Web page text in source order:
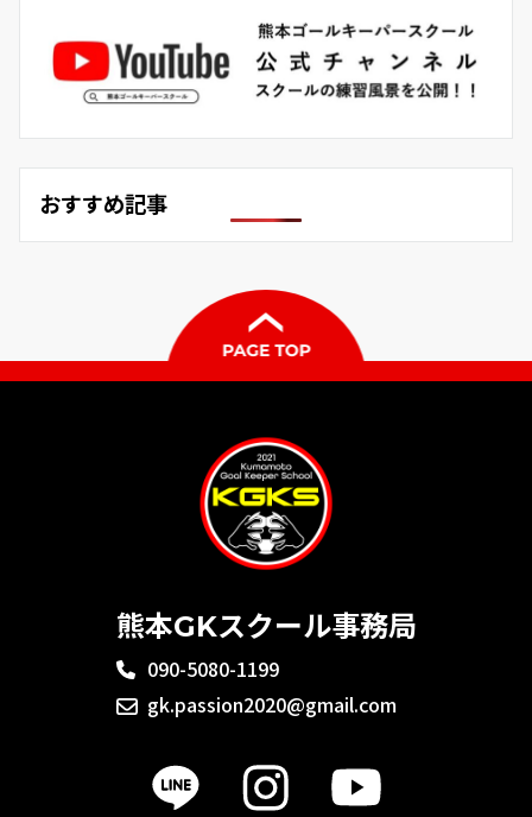
おすすめ記事
熊本GKスクール事務局
090-5080-1199
gk.passion2020@gmail.com